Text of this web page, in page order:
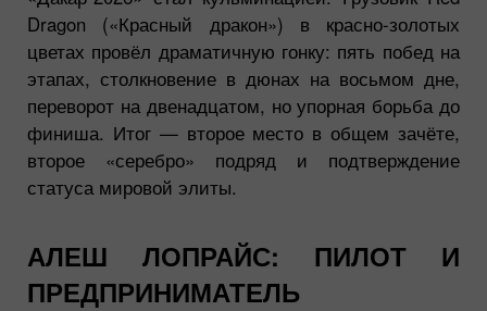
Dragon («Красный дракон») в красно-золотых
цветах провёл драматичную гонку: пять побед на
этапах, столкновение в дюнах на восьмом дне,
переворот на двенадцатом, но упорная борьба до
финиша. Итог — второе место в общем зачёте,
второе «серебро» подряд и подтверждение
статуса мировой элиты.
АЛЕШ ЛОПРАЙС: ПИЛОТ И
ПРЕДПРИНИМАТЕЛЬ